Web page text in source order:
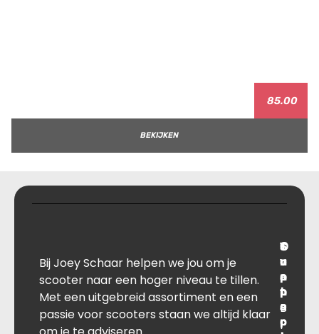
85.00
BEKIJKEN
Bij Joey Schaar helpen we jou om je
scooter naar een hoger niveau te tillen.
Met een uitgebreid assortiment en een
passie voor scooters staan we altijd klaar
T
r
a
n
s
p
O
v
e
r
B
l
S
u
p
p
o
r
C
o
n
t
a
c